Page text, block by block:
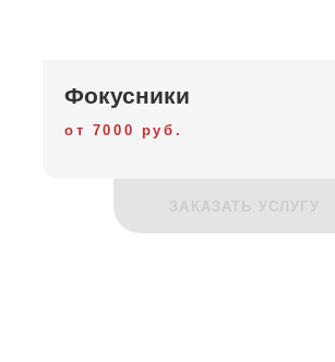
Фокусники
от 7000 руб.
ЗАКАЗАТЬ УСЛУГУ